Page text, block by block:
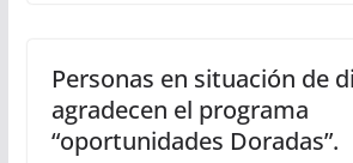
Personas en situación de
agradecen el programa
“oportunidades Doradas”.